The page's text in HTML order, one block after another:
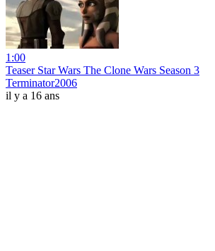
1:00
Teaser Star Wars The Clone Wars Season 3
Terminator2006
il y a 16 ans